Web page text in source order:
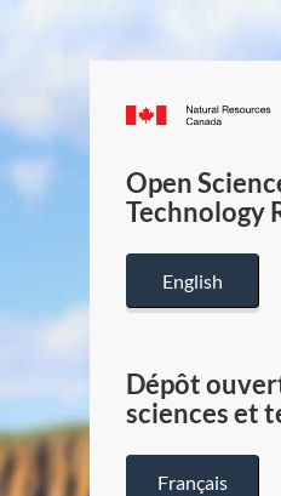
Open
Technology
English
Dépôt
sciences et
Français